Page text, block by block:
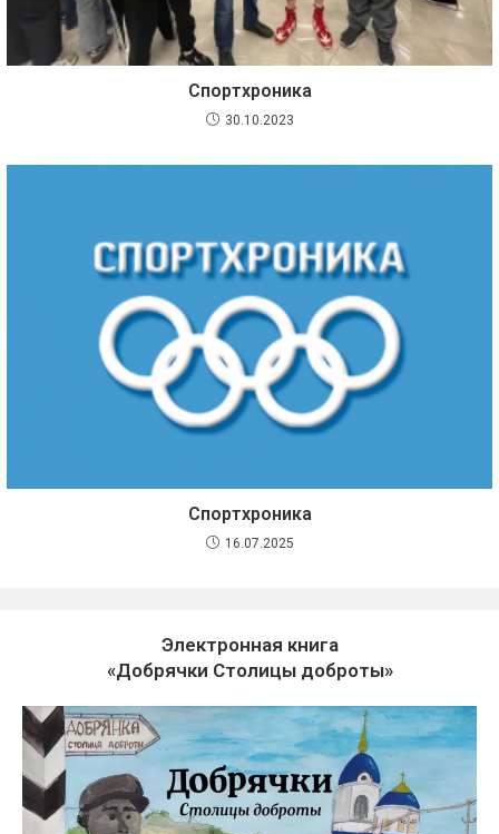
Спортхроника
30.10.2023
Спортхроника
16.07.2025
Электронная книга
«Добрячки Столицы доброты»